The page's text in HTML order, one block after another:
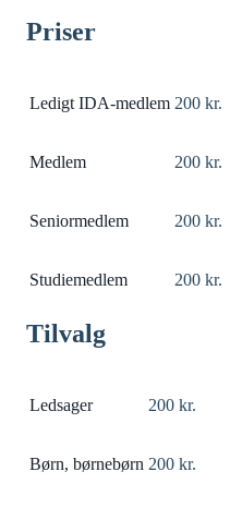
Priser
Ledigt IDA-medlem 200 kr.
Medlem 200 kr.
Seniormedlem 200 kr.
Studiemedlem 200 kr.
Tilvalg
Ledsager 200 kr.
Børn, børnebørn 200 kr.